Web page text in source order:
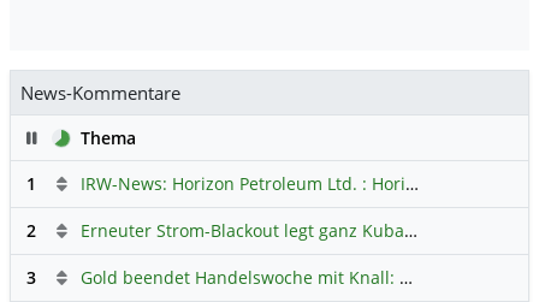
News-Kommentare
PauseThema
1
IRW-News: Horizon Petroleum Ltd. : Horizon Petroleum beginnt mit der Testförderung im Projekt Lachowice in Polen und schließt die Platzierung einer überzeichneten Wandelanleihe ab
2 Erneuter Strom-Blackout legt ganz Kuba lahm
3 Gold beendet Handelswoche mit Knall: Barrick Mining – Ist diese Aktie wieder ein Kauf?